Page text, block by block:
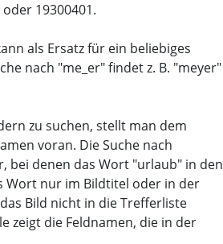
19300401.
als Ersatz für ein beliebiges
nach "me_er" findet z. B. "meyer"
zu suchen, stellt man dem
voran. Die Suche nach
bei denen das Wort "urlaub" in den
Wort nur im Bildtitel oder in der
Bild nicht in die Trefferliste
zeigt die Feldnamen, die in der